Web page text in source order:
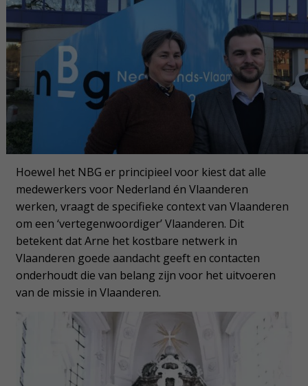
Hoewel het NBG er principieel voor kiest dat alle
medewerkers voor Nederland én Vlaanderen
werken, vraagt de specifieke context van Vlaanderen
om een ‘vertegenwoordiger’ Vlaanderen. Dit
betekent dat Arne het kostbare netwerk in
Vlaanderen goede aandacht geeft en contacten
onderhoudt die van belang zijn voor het uitvoeren
van de missie in Vlaanderen.